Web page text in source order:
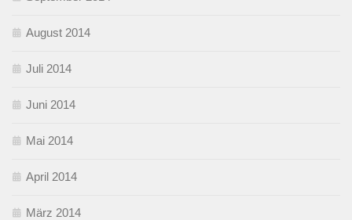
August 2014
Juli 2014
Juni 2014
Mai 2014
April 2014
März 2014